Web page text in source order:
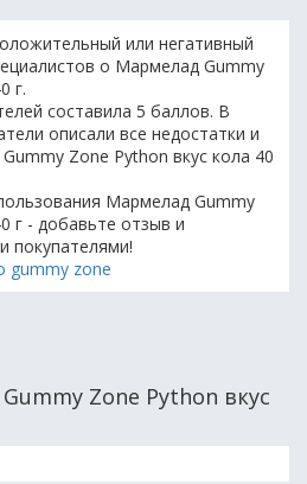
или негативный
о Мармелад Gummy
г.
составила 5 баллов. В
описали все недостатки и
Zone Python вкус кола 40
Мармелад Gummy
г - добавьте отзыв и
покупателями!
gummy zone
Zone Python вкус